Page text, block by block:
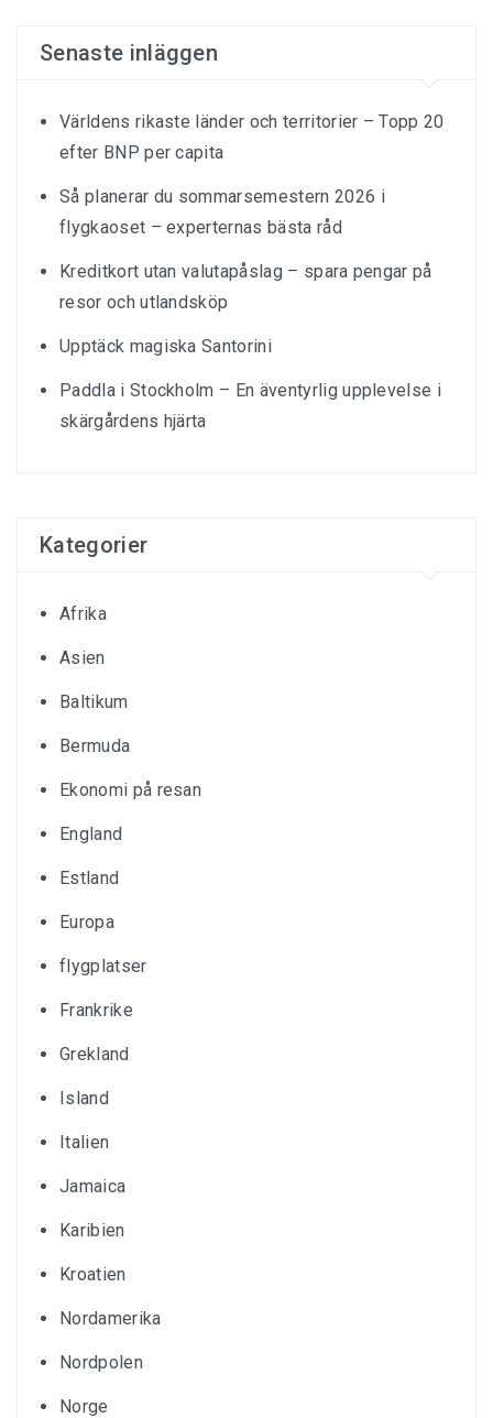
Senaste inläggen
Världens rikaste länder och territorier – Topp 20
efter BNP per capita
Så planerar du sommarsemestern 2026 i
flygkaoset – experternas bästa råd
Kreditkort utan valutapåslag – spara pengar på
resor och utlandsköp
Upptäck magiska Santorini
Paddla i Stockholm – En äventyrlig upplevelse i
skärgårdens hjärta
Kategorier
Afrika
Asien
Baltikum
Bermuda
Ekonomi på resan
England
Estland
Europa
flygplatser
Frankrike
Grekland
Island
Italien
Jamaica
Karibien
Kroatien
Nordamerika
Nordpolen
Norge